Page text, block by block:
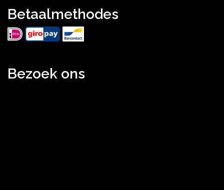
Betaalmethodes
Bezoek ons